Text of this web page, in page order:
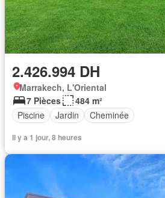
2.426.994 DH
Marrakech, L'Oriental
7 Pièces
484 m²
Piscine
Jardin Cheminée
Il y a 1 jour, 8 heures